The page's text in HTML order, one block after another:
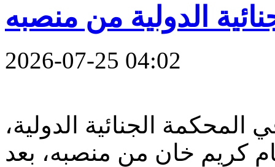
الدولية من منصبه
2026-07-25 04:02
الجنائية الدولية،
كريم خان من منصبه، بعد